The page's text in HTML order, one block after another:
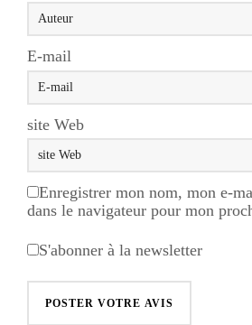
E-mail
site Web
Enregistrer mon nom, mon e-
dans le navigateur pour mon
S'abonner à la newsletter